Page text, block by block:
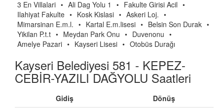
3 En Villalari • Ali Dag Yolu 1 • Fakulte Girisi Acil •
Ilahiyat Fakulte • Kosk Kislasi • Askeri Loj. •
Mimarsinan E.m.l. • Kartal E.m.lisesi • Belsin Son Durak •
Yikilan P.t.t • Meydan Park Onu • Duvenonu •
Amelye Pazari • Kayseri Lisesi • Otobüs Durağı
Kayseri Belediyesi 581 - KEPEZ-
CEBİR-YAZILI DAĞYOLU Saatleri
Gidiş
Dönüş